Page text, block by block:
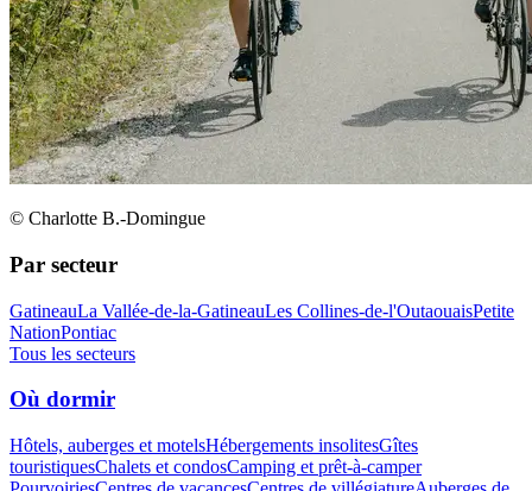
© Charlotte B.-Domingue
Par secteur
GatineauLa Vallée-de-la-GatineauLes Collines-de-l'OutaouaisPetite
NationPontiac
Tous les secteurs
Où dormir
Hôtels, auberges et motelsHébergements insolitesGîtes
touristiquesChalets et condosCamping et prêt-à-camper